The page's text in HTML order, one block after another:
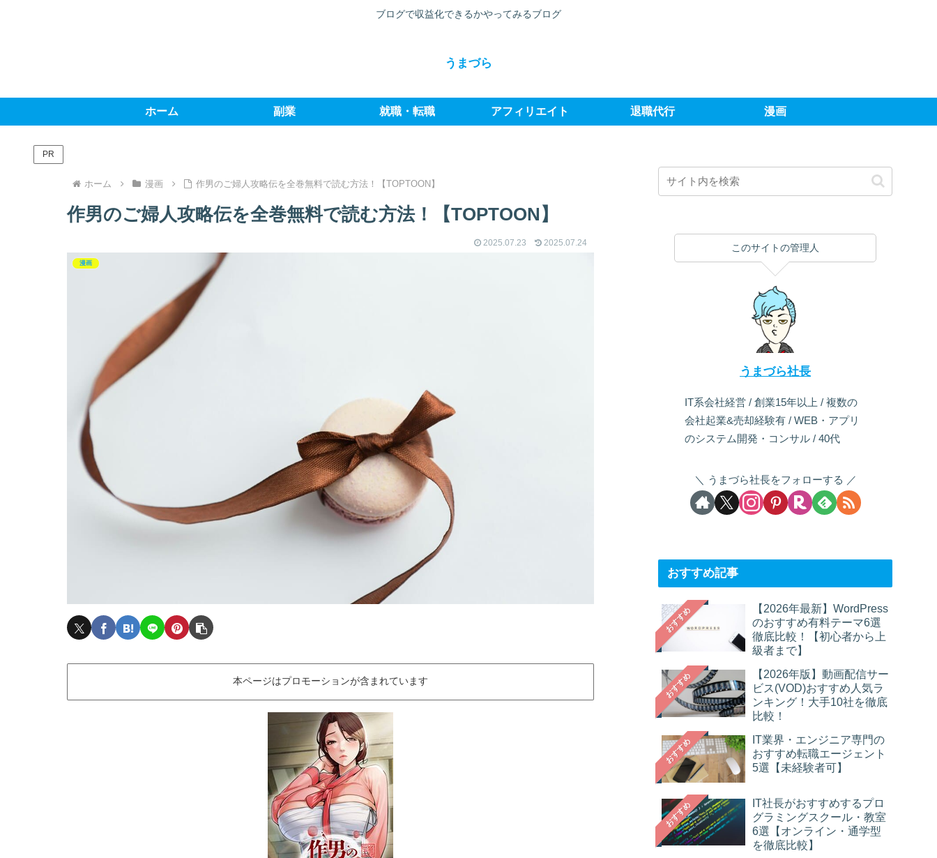
ブログで収益化できるかやってみるブログ
うまづら
ホーム 副業 就職・転職 アフィリエイト 退職代行 漫画
PR
ホーム 漫画 作男のご婦人攻略伝を全巻無料で読む方法！【TOPTOON】
作男のご婦人攻略伝を全巻無料で読む方法！【TOPTOON】
2025.07.23 2025.07.24
漫画
本ページはプロモーションが含まれています
このサイトの管理人
うまづら社長
IT系会社経営 / 創業15年以上 / 複数の
会社起業&売却経験有 / WEB・アプリ
のシステム開発・コンサル / 40代
うまづら社長をフォローする
おすすめ記事
おすすめ
【2026年最新】WordPress
のおすすめ有料テーマ6選
徹底比較！【初心者から上
級者まで】
おすすめ
【2026年版】動画配信サー
ビス(VOD)おすすめ人気ラ
ンキング！大手10社を徹底
比較！
おすすめ
IT業界・エンジニア専門の
おすすめ転職エージェント
5選【未経験者可】
おすすめ
IT社長がおすすめするプロ
グラミングスクール・教室
6選【オンライン・通学型
を徹底比較】